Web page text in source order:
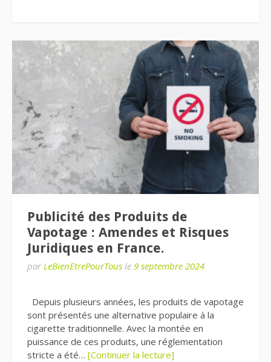
Publicité des Produits de
Vapotage : Amendes et Risques
Juridiques en France.
par LeBienEtrePourTous le 9 septembre 2024
Depuis plusieurs années, les produits de vapotage
sont présentés une alternative populaire à la
cigarette traditionnelle. Avec la montée en
puissance de ces produits, une réglementation
stricte a été… [Continuer la lecture]